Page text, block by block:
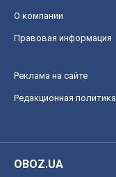
О компании
Правовая информация
Реклама на сайте
Редакционная политика
OBOZ.UA